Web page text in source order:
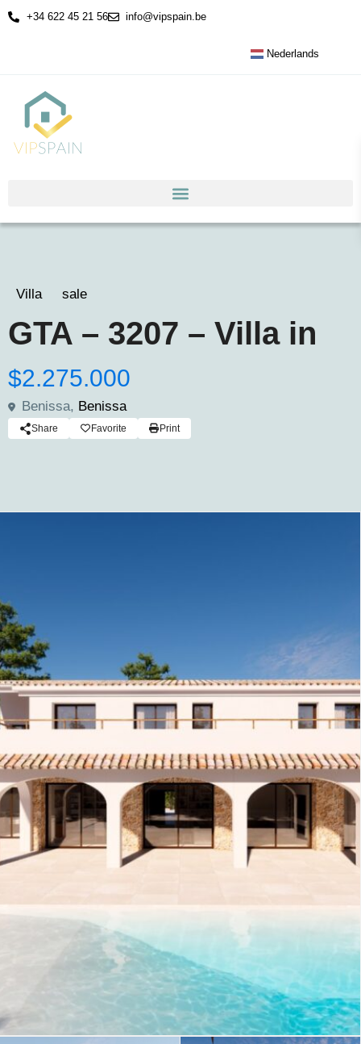
+34 622 45 21 56 info@vipspain.be
Nederlands
Villa sale
GTA – 3207 – Villa in
$2.275.000
Benissa, Benissa
Share Favorite Print